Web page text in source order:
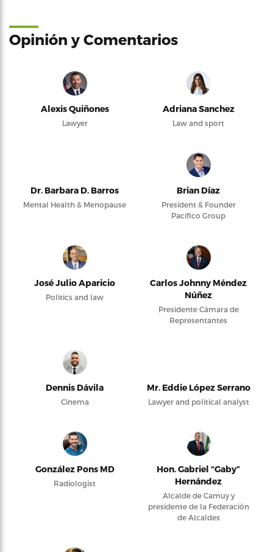
Opinión y Comentarios
Alexis Quiñones
Lawyer
Adriana Sanchez
Law and sport
Dr. Barbara D. Barros
Mental Health & Menopause
Brian Díaz
President & Founder
Pacifico Group
José Julio Aparicio
Politics and law
Carlos Johnny Méndez
Núñez
Presidente Cámara de
Representantes
Dennis Dávila
Cinema
Mr. Eddie López Serrano
Lawyer and political analyst
González Pons MD
Radiologist
Hon. Gabriel “Gaby”
Hernández
Alcalde de Camuy y
presidente de la Federación
de Alcaldes